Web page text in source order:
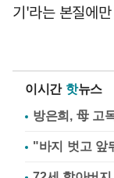
기'라는 본질에
이시간 핫뉴스
방은희, 母 고
"바지 벗고 앞